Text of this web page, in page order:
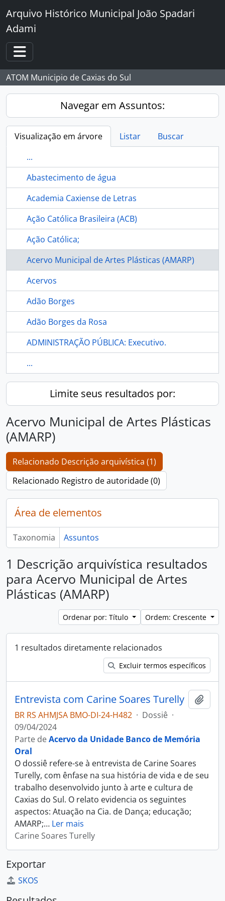
Skip to main content
Arquivo Histórico Municipal João Spadari
Adami
Toggle navigation
ATOM Municipio de Caxias do Sul
Navegar em Assuntos:
Visualização em árvore Listar
Buscar
...
Abastecimento de água
Academia Caxiense de Letras
Ação Católica Brasileira (ACB)
Ação Católica;
Acervo Municipal de Artes Plásticas (AMARP)
Acervos
Adão Borges
Adão Borges da Rosa
ADMINISTRAÇÃO PÚBLICA: Executivo.
...
Limite seus resultados por:
Acervo Municipal de Artes Plásticas
(AMARP)
Relacionado Descrição arquivística (1)
Relacionado Registro de autoridade (0)
Área de elementos
Taxonomia Assuntos
1 Descrição arquivística resultados
para Acervo Municipal de Artes
Plásticas (AMARP)
Ordenar por: Título Ordem: Crescente
1 resultados diretamente relacionados
Excluir termos específicos
Entrevista com Carine Soares Turelly
BR RS AHMJSA BMO-DI-24-H482 · Dossiê ·
09/04/2024
Parte deAcervo da Unidade Banco de Memória
Oral
O dossiê refere-se à entrevista de Carine Soares
Turelly, com ênfase na sua história de vida e de seu
trabalho desenvolvido junto à arte e cultura de
Caxias do Sul. O relato evidencia os seguintes
aspectos: Atuação na Cia. de Dança; educação;
AMARP;… Ler mais
Carine Soares Turelly
Exportar
SKOS